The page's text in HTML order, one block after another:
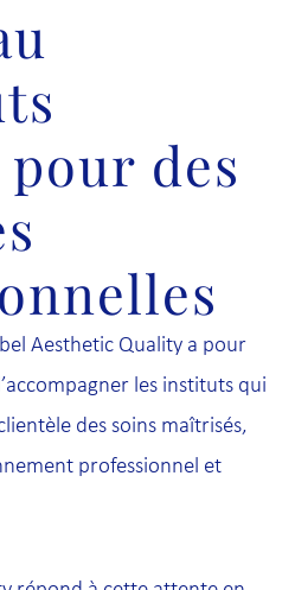
pour des
Aesthetic Quality a pour
les instituts qui
des soins maîtrisés,
professionnel et